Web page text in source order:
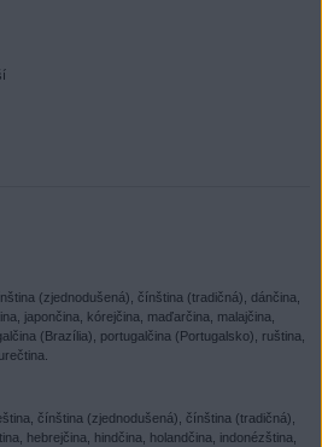
(zjednodušená), čínština (tradičná), dánčina,
japončina, kórejčina, maďarčina, malajčina,
(Brazília), portugalčina (Portugalsko), ruština,
čínština (zjednodušená), čínština (tradičná),
hebrejčina, hindčina, holandčina, indonézština,